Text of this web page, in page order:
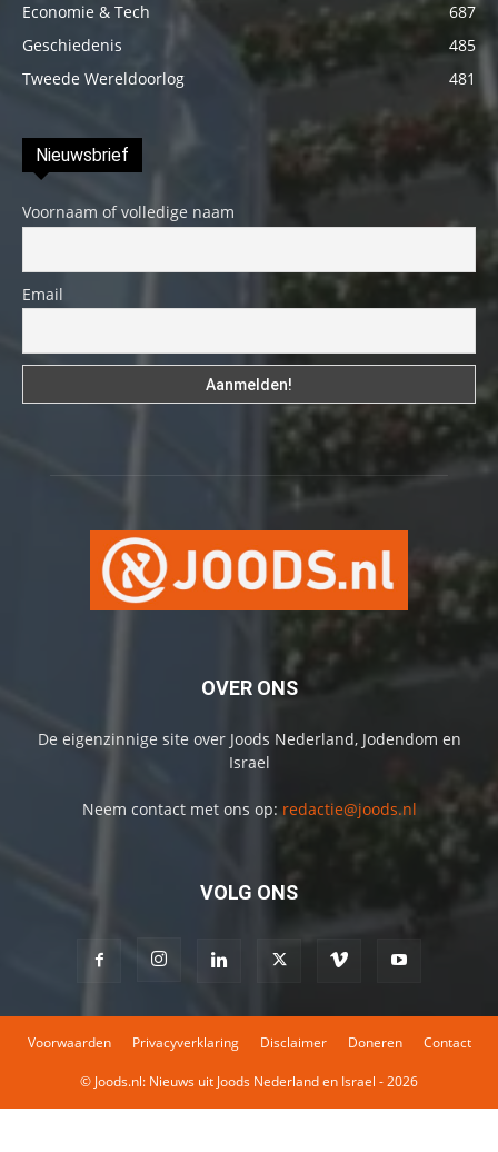
Economie & Tech
687
Geschiedenis
485
Tweede Wereldoorlog
481
Nieuwsbrief
Voornaam of volledige naam
Email
OVER ONS
De eigenzinnige site over Joods Nederland, Jodendom en
Israel
Neem contact met ons op: redactie@joods.nl
VOLG ONS
Voorwaarden Privacyverklaring Disclaimer Doneren Contact
© Joods.nl: Nieuws uit Joods Nederland en Israel - 2026